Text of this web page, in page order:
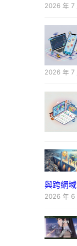
2026 年 7
2026 年 7
與跨網
2026 年 6